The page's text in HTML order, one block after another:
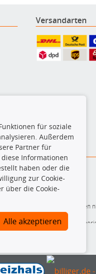
Versandarten
die gesamte Datenbank dürfen
gesamte Datenbank ohne
und/oder diese Handlungen durch
identifizierte Ersatzteil
für soziale
Außerdem
Partner für
Informationen
haben oder die
zur Cookie-
über die Cookie-
Alle akzeptieren